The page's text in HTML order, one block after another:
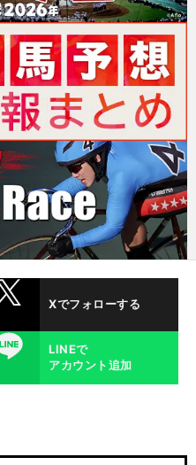
Xでフォローする
LINEで
アカウント追加